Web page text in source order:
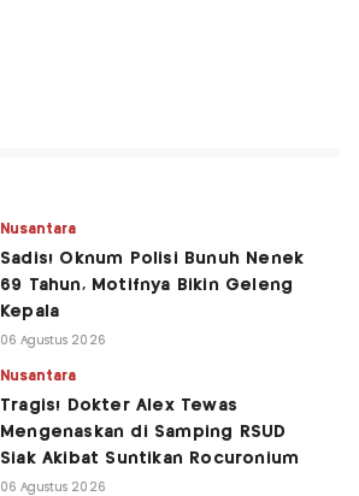
Nusantara
Sadis! Oknum Polisi Bunuh Nenek
69 Tahun, Motifnya Bikin Geleng
Kepala
06 Agustus 2026
Nusantara
Tragis! Dokter Alex Tewas
Mengenaskan di Samping RSUD
Siak Akibat Suntikan Rocuronium
06 Agustus 2026